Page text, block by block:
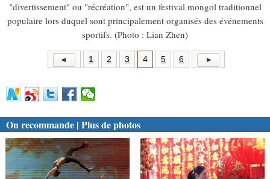
"divertissement" ou "récréation", est un festival mongol traditionnel
populaire lors duquel sont principalement organisés des événements
sportifs. (Photo : Lian Zhen)
1 2 3 4 5 6
On recommande | Plus de photos